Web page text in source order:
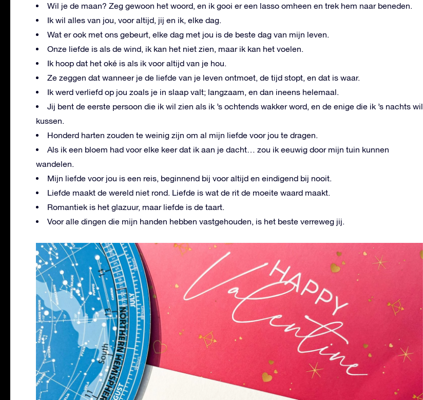
Wil je de maan? Zeg gewoon het woord, en ik gooi er een lasso omheen en trek hem naar beneden.
Ik wil alles van jou, voor altijd, jij en ik, elke dag.
Wat er ook met ons gebeurt, elke dag met jou is de beste dag van mijn leven.
Onze liefde is als de wind, ik kan het niet zien, maar ik kan het voelen.
Ik hoop dat het oké is als ik voor altijd van je hou.
Ze zeggen dat wanneer je de liefde van je leven ontmoet, de tijd stopt, en dat is waar.
Ik werd verliefd op jou zoals je in slaap valt; langzaam, en dan ineens helemaal.
Jij bent de eerste persoon die ik wil zien als ik ’s ochtends wakker word, en de enige die ik ’s nachts wil
kussen.
Honderd harten zouden te weinig zijn om al mijn liefde voor jou te dragen.
Als ik een bloem had voor elke keer dat ik aan je dacht… zou ik eeuwig door mijn tuin kunnen
wandelen.
Mijn liefde voor jou is een reis, beginnend bij voor altijd en eindigend bij nooit.
Liefde maakt de wereld niet rond. Liefde is wat de rit de moeite waard maakt.
Romantiek is het glazuur, maar liefde is de taart.
Voor alle dingen die mijn handen hebben vastgehouden, is het beste verreweg jij.